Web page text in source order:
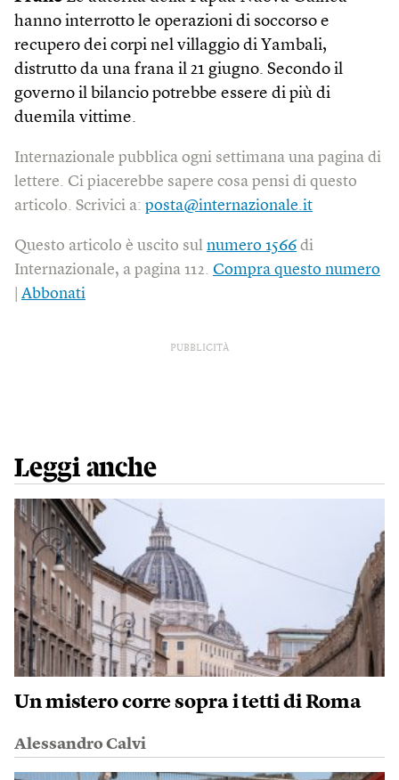
hanno interrotto le operazioni di soccorso e
recupero dei corpi nel villaggio di Yambali,
distrutto da una frana il 21 giugno. Secondo il
governo il bilancio potrebbe essere di più di
duemila vittime.
Internazionale pubblica ogni settimana una pagina di
lettere. Ci piacerebbe sapere cosa pensi di questo
articolo. Scrivici a: posta@internazionale.it
Questo articolo è uscito sul numero 1566 di
Internazionale, a pagina 112. Compra questo numero
Abbonati
PUBBLICITÀ
Leggi anche
Un mistero corre sopra i tetti di Roma
Alessandro Calvi